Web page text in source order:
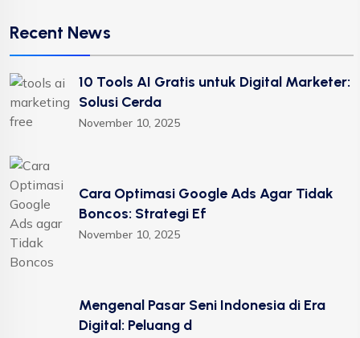
Recent News
10 Tools AI Gratis untuk Digital Marketer:
Solusi Cerda
November 10, 2025
Cara Optimasi Google Ads Agar Tidak
Boncos: Strategi Ef
November 10, 2025
Mengenal Pasar Seni Indonesia di Era
Digital: Peluang d